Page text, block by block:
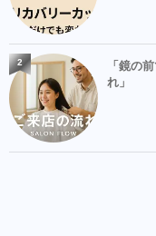
「鏡の
れ」
2